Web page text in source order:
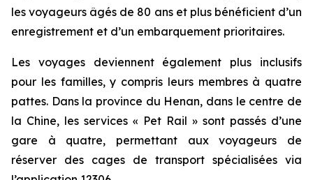
les voyageurs âgés de 80 ans et plus bénéficient d’un
enregistrement et d’un embarquement prioritaires.
Les voyages deviennent également plus inclusifs
pour les familles, y compris leurs membres à quatre
pattes. Dans la province du Henan, dans le centre de
la Chine, les services « Pet Rail » sont passés d’une
gare à quatre, permettant aux voyageurs de
réserver des cages de transport spécialisées via